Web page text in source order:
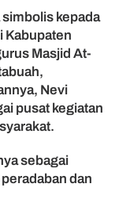
kepada
Kabupaten
Masjid At-
Nevi
pusat kegiatan
sebagai
dan